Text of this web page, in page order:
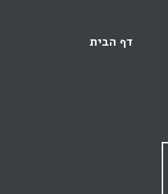
דף הבית